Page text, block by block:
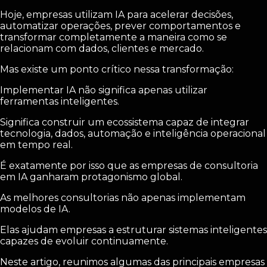
Hoje, empresas utilizam IA para acelerar decisões,
automatizar operações, prever comportamentos e
transformar completamente a maneira como se
relacionam com dados, clientes e mercado.
Mas existe um ponto crítico nessa transformação:
Implementar IA não significa apenas utilizar
ferramentas inteligentes.
Significa construir um ecossistema capaz de integrar
tecnologia, dados, automação e inteligência operacional
em tempo real.
É exatamente por isso que as empresas de consultoria
em IA ganharam protagonismo global.
As melhores consultorias não apenas implementam
modelos de IA.
Elas ajudam empresas a estruturar sistemas inteligentes
capazes de evoluir continuamente.
Neste artigo, reunimos algumas das principais empresas